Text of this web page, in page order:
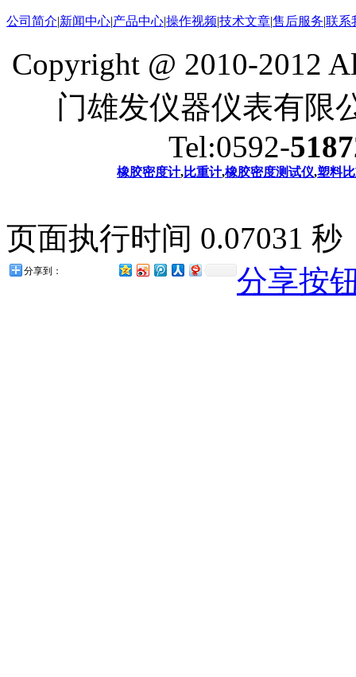
公司简介|新闻中心|产品中心|操作视频|技术文章|售后服务|联系
Copyright @ 2010-2012
门雄发仪器仪表有限
Tel:0592-
橡胶密度计,比重计,橡胶密度测试仪,塑料
页面执行时间 0.07031 秒
分享到： 分享按